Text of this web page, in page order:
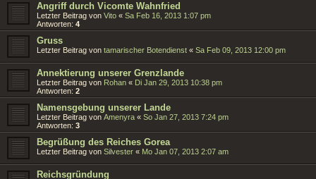
Angriff durch Vicomte Wahnfried
Letzter Beitrag von Vito « Sa Feb 16, 2013 1:07 pm
Antworten: 4
Gruss
Letzter Beitrag von tamarischer Botendienst « Sa Feb 09, 2013 12:00 pm
Annektierung unserer Grenzlande
Letzter Beitrag von Rohan « Di Jan 29, 2013 10:38 pm
Antworten: 2
Namensgebung unserer Lande
Letzter Beitrag von Amenyra « So Jan 27, 2013 7:24 pm
Antworten: 3
Begrüßung des Reiches Gorea
Letzter Beitrag von Silvester « Mo Jan 07, 2013 2:07 am
Reichsgründung